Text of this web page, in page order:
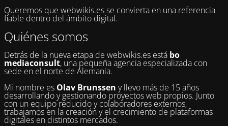
Queremos que webwikis.es se convierta en una referencia
fiable dentro del ámbito digital.
Quiénes somos
Detrás de la nueva etapa de webwikis.es está bo
mediaconsult, una pequeña agencia especializada con
sede en el norte de Alemania.
Mi nombre es Olav Brunssen y llevo más de 15 años
desarrollando y gestionando proyectos web propios. Junto
con un equipo reducido y colaboradores externos,
trabajamos en la creación y el crecimiento de plataformas
digitales en distintos mercados.